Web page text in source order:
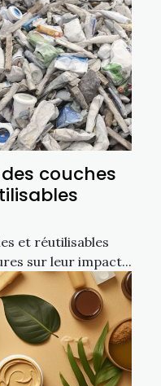
couches
et réutilisables
sur leur impact...